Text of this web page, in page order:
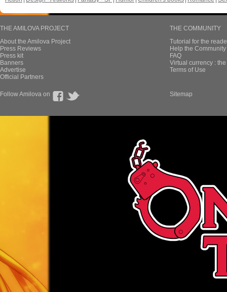
THE AMILOVA PROJECT
About the Amilova Project
Press Reviews
Press kit
Banners
Advertise
Official Partners
THE COMMUNITY
Tutorial for the
Help the
FAQ
Virtual currency :
Terms of Use
Follow Amilova on Sitemap